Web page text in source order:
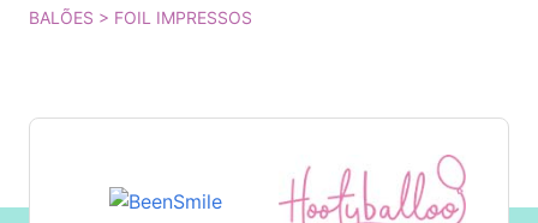
BALÕES > FOIL IMPRESSOS